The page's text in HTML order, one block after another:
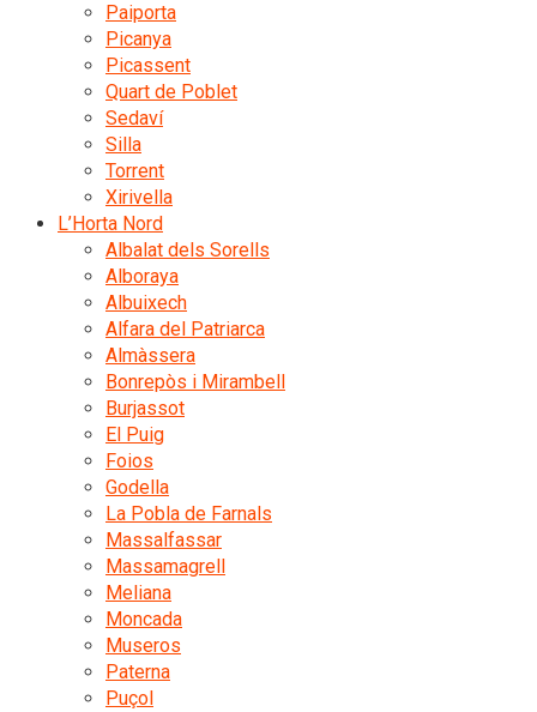
Paiporta
Picanya
Picassent
Quart de Poblet
Sedaví
Silla
Torrent
Xirivella
L’Horta Nord
Albalat dels Sorells
Alboraya
Albuixech
Alfara del Patriarca
Almàssera
Bonrepòs i Mirambell
Burjassot
El Puig
Foios
Godella
La Pobla de Farnals
Massalfassar
Massamagrell
Meliana
Moncada
Museros
Paterna
Puçol